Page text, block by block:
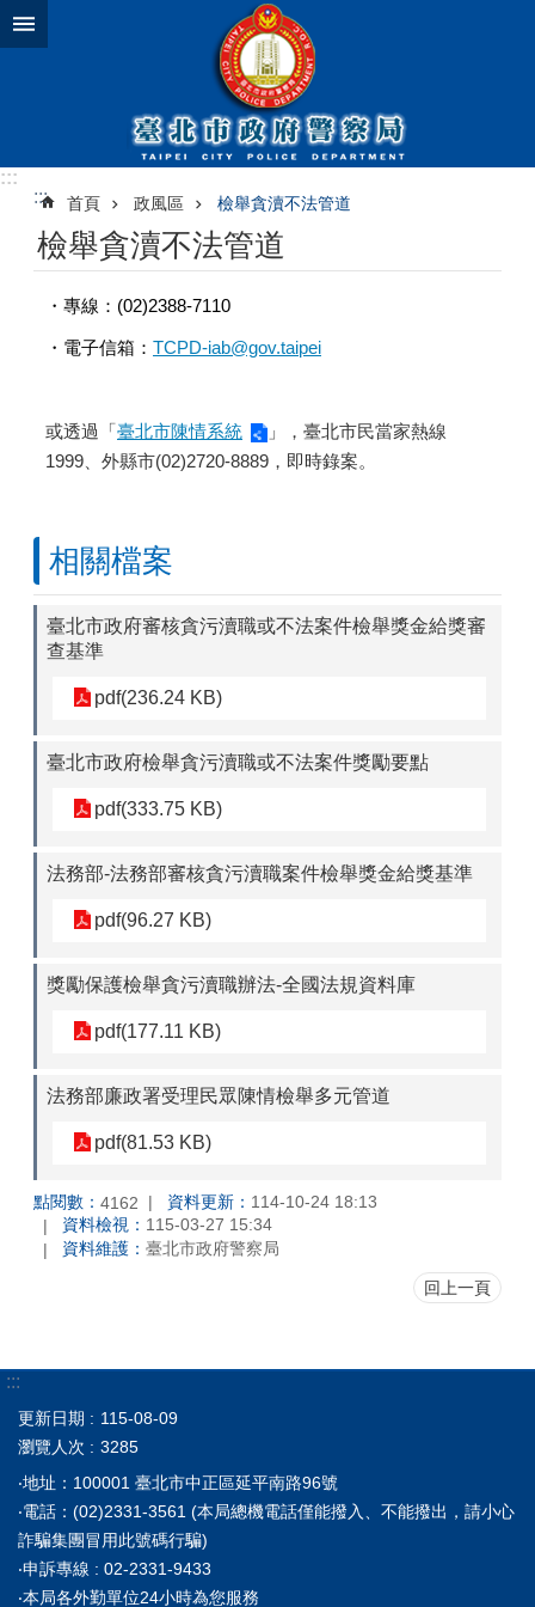
跳到主要內容區塊
:::
:::
首頁 政風區 檢舉貪瀆不法管道
檢舉貪瀆不法管道
・專線：(02)2388-7110
・電子信箱： TCPD-iab@gov.taipei
或透過「臺北市陳情系統
」，臺北市民當家熱線
1999、外縣市(02)2720-8889，即時錄案。
相關檔案
臺北市政府審核貪污瀆職或不法案件檢舉獎金給獎審
查基準
pdf(236.24 KB)
臺北市政府檢舉貪污瀆職或不法案件獎勵要點
pdf(333.75 KB)
法務部-法務部審核貪污瀆職案件檢舉獎金給獎基準
pdf(96.27 KB)
獎勵保護檢舉貪污瀆職辦法-全國法規資料庫
pdf(177.11 KB)
法務部廉政署受理民眾陳情檢舉多元管道
pdf(81.53 KB)
點閱數： 4162 資料更新： 114-10-24 18:13
資料檢視： 115-03-27 15:34
資料維護： 臺北市政府警察局
回上一頁
:::
更新日期
115-08-09
瀏覽人次
3285
‧地址：100001 臺北市中正區延平南路96號
‧電話：(02)2331-3561 (本局總機電話僅能撥入、不能撥出，請小心
詐騙集團冒用此號碼行騙)
‧申訴專線 : 02-2331-9433
‧本局各外勤單位24小時為您服務